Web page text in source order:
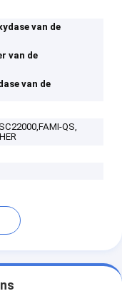
van de
van de
van de
QS,